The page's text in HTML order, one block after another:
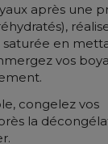
après une
en
vos
congelez vos
la